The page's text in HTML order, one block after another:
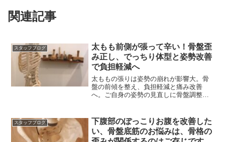
関連記事
スタッフブログ
太もも前側が張って辛い！骨盤歪
み正し、でっちり体型と姿勢改善
で負担軽減へ
太ももの張りは姿勢の崩れが影響大。骨
盤の前傾を整え、負担軽減と痛み改善
へ。ご自身の姿勢の見直しに骨盤調整を
スタッフブログ
下腹部のぽっこりお腹を改善した
い、骨盤底筋のお悩みは、骨格の